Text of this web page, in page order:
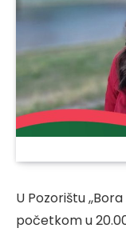
U Pozorištu
početkom u